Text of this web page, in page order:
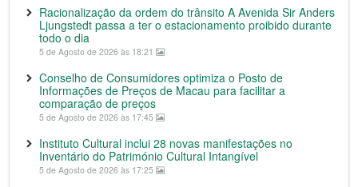
Racionalização da ordem do trânsito A Avenida Sir Anders
Ljungstedt passa a ter o estacionamento proibido durante
todo o dia
5 de Agosto de 2026 às 18:21
Conselho de Consumidores optimiza o Posto de
Informações de Preços de Macau para facilitar a
comparação de preços
5 de Agosto de 2026 às 17:45
Instituto Cultural inclui 28 novas manifestações no
Inventário do Património Cultural Intangível
5 de Agosto de 2026 às 17:25